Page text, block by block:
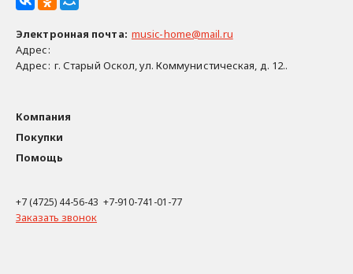
Электронная почта: music-home@mail.ru
Адрес:
Адрес: г. Старый Оскол, ул. Коммунистическая, д. 12..
Компания
Покупки
Помощь
+7 (4725) 44-56-43 +7-910-741-01-77
Заказать звонок